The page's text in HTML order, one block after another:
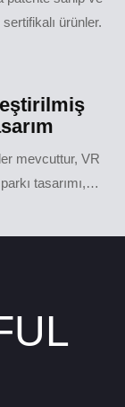
ürünler.
mevcuttur, VR
tasarımı,